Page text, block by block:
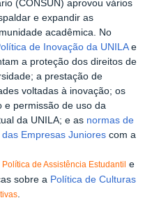
(CONSUN) aprovou vários
e expandir as
acadêmica. No
de Inovação da UNILAe
a proteção dos direitos de
a prestação de
voltadas à inovação; os
e permissão de uso da
da UNILA; e as normas de
Empresas Juniores com a
Política de Assistência Estudantil e
sobre a Política de Culturas